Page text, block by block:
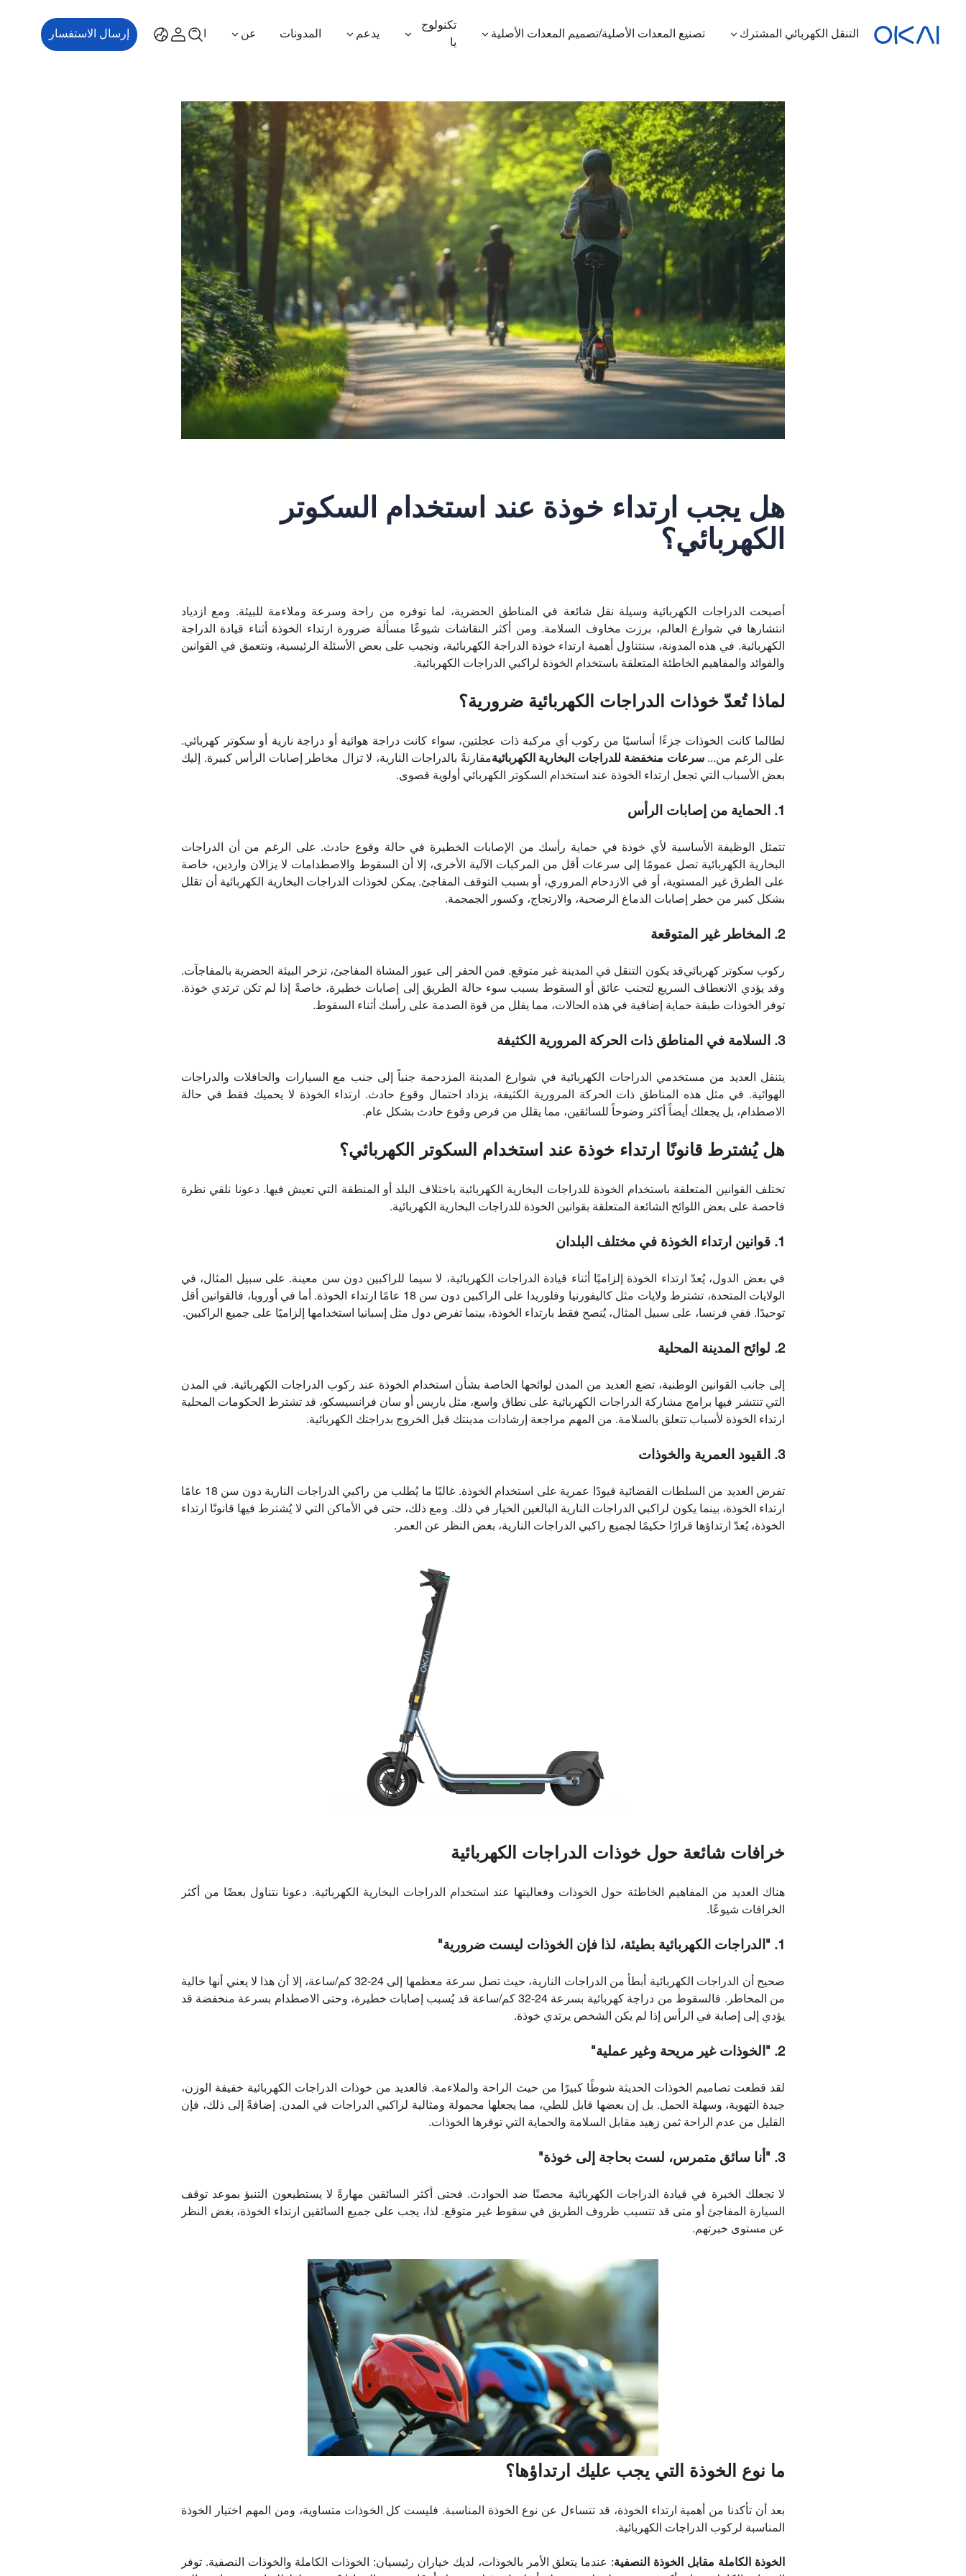
التنقل الكهربائي المشترك تصنيع المعدات الأصلية/تصميم المعدات الأصلية
تكنولوج
يا
يدعم المدونات عن اتصل بنا
ES400A
ES400AV2
ES410
ES600P
ES700
إرسال الاستفسار
هل يجب ارتداء خوذة عند استخدام السكوتر
الكهربائي؟
أصبحت الدراجات الكهربائية وسيلة نقل شائعة في المناطق الحضرية، لما توفره من راحة وسرعة وملاءمة للبيئة. ومع ازدياد
انتشارها في شوارع العالم، برزت مخاوف السلامة. ومن أكثر النقاشات شيوعًا مسألة ضرورة ارتداء الخوذة أثناء قيادة الدراجة
الكهربائية. في هذه المدونة، سنتناول أهمية ارتداء خوذة الدراجة الكهربائية، ونجيب على بعض الأسئلة الرئيسية، ونتعمق في القوانين
والفوائد والمفاهيم الخاطئة المتعلقة باستخدام الخوذة لراكبي الدراجات الكهربائية.
لماذا تُعدّ خوذات الدراجات الكهربائية ضرورية؟
لطالما كانت الخوذات جزءًا أساسيًا من ركوب أي مركبة ذات عجلتين، سواء كانت دراجة هوائية أو دراجة نارية أو سكوتر كهربائي.
على الرغم من... سرعات منخفضة للدراجات البخارية الكهربائيةمقارنةً بالدراجات النارية، لا تزال مخاطر إصابات الرأس كبيرة. إليك
بعض الأسباب التي تجعل ارتداء الخوذة عند استخدام السكوتر الكهربائي أولوية قصوى.
1. الحماية من إصابات الرأس
تتمثل الوظيفة الأساسية لأي خوذة في حماية رأسك من الإصابات الخطيرة في حالة وقوع حادث. على الرغم من أن الدراجات
البخارية الكهربائية تصل عمومًا إلى سرعات أقل من المركبات الآلية الأخرى، إلا أن السقوط والاصطدامات لا يزالان واردين، خاصة
على الطرق غير المستوية، أو في الازدحام المروري، أو بسبب التوقف المفاجئ. يمكن لخوذات الدراجات البخارية الكهربائية أن تقلل
بشكل كبير من خطر إصابات الدماغ الرضحية، والارتجاج، وكسور الجمجمة.
2. المخاطر غير المتوقعة
ركوب سكوتر كهربائيقد يكون التنقل في المدينة غير متوقع. فمن الحفر إلى عبور المشاة المفاجئ، تزخر البيئة الحضرية بالمفاجآت.
وقد يؤدي الانعطاف السريع لتجنب عائق أو السقوط بسبب سوء حالة الطريق إلى إصابات خطيرة، خاصةً إذا لم تكن ترتدي خوذة.
توفر الخوذات طبقة حماية إضافية في هذه الحالات، مما يقلل من قوة الصدمة على رأسك أثناء السقوط.
3. السلامة في المناطق ذات الحركة المرورية الكثيفة
يتنقل العديد من مستخدمي الدراجات الكهربائية في شوارع المدينة المزدحمة جنباً إلى جنب مع السيارات والحافلات والدراجات
الهوائية. في مثل هذه المناطق ذات الحركة المرورية الكثيفة، يزداد احتمال وقوع حادث. ارتداء الخوذة لا يحميك فقط في حالة
الاصطدام، بل يجعلك أيضاً أكثر وضوحاً للسائقين، مما يقلل من فرص وقوع حادث بشكل عام.
هل يُشترط قانونًا ارتداء خوذة عند استخدام السكوتر الكهربائي؟
تختلف القوانين المتعلقة باستخدام الخوذة للدراجات البخارية الكهربائية باختلاف البلد أو المنطقة التي تعيش فيها. دعونا نلقي نظرة
فاحصة على بعض اللوائح الشائعة المتعلقة بقوانين الخوذة للدراجات البخارية الكهربائية.
1. قوانين ارتداء الخوذة في مختلف البلدان
في بعض الدول، يُعدّ ارتداء الخوذة إلزاميًا أثناء قيادة الدراجات الكهربائية، لا سيما للراكبين دون سن معينة. على سبيل المثال، في
الولايات المتحدة، تشترط ولايات مثل كاليفورنيا وفلوريدا على الراكبين دون سن 18 عامًا ارتداء الخوذة. أما في أوروبا، فالقوانين أقل
توحيدًا. ففي فرنسا، على سبيل المثال، يُنصح فقط بارتداء الخوذة، بينما تفرض دول مثل إسبانيا استخدامها إلزاميًا على جميع الراكبين.
2. لوائح المدينة المحلية
إلى جانب القوانين الوطنية، تضع العديد من المدن لوائحها الخاصة بشأن استخدام الخوذة عند ركوب الدراجات الكهربائية. في المدن
التي تنتشر فيها برامج مشاركة الدراجات الكهربائية على نطاق واسع، مثل باريس أو سان فرانسيسكو، قد تشترط الحكومات المحلية
ارتداء الخوذة لأسباب تتعلق بالسلامة. من المهم مراجعة إرشادات مدينتك قبل الخروج بدراجتك الكهربائية.
3. القيود العمرية والخوذات
تفرض العديد من السلطات القضائية قيودًا عمرية على استخدام الخوذة. غالبًا ما يُطلب من راكبي الدراجات النارية دون سن 18 عامًا
ارتداء الخوذة، بينما يكون لراكبي الدراجات النارية البالغين الخيار في ذلك. ومع ذلك، حتى في الأماكن التي لا يُشترط فيها قانونًا ارتداء
الخوذة، يُعدّ ارتداؤها قرارًا حكيمًا لجميع راكبي الدراجات النارية، بغض النظر عن العمر.
خرافات شائعة حول خوذات الدراجات الكهربائية
هناك العديد من المفاهيم الخاطئة حول الخوذات وفعاليتها عند استخدام الدراجات البخارية الكهربائية. دعونا نتناول بعضًا من أكثر
الخرافات شيوعًا.
1. "الدراجات الكهربائية بطيئة، لذا فإن الخوذات ليست ضرورية"
صحيح أن الدراجات الكهربائية أبطأ من الدراجات النارية، حيث تصل سرعة معظمها إلى 24-32 كم/ساعة، إلا أن هذا لا يعني أنها خالية
من المخاطر. فالسقوط من دراجة كهربائية بسرعة 24-32 كم/ساعة قد يُسبب إصابات خطيرة، وحتى الاصطدام بسرعة منخفضة قد
يؤدي إلى إصابة في الرأس إذا لم يكن الشخص يرتدي خوذة.
2. "الخوذات غير مريحة وغير عملية"
لقد قطعت تصاميم الخوذات الحديثة شوطًا كبيرًا من حيث الراحة والملاءمة. فالعديد من خوذات الدراجات الكهربائية خفيفة الوزن،
جيدة التهوية، وسهلة الحمل. بل إن بعضها قابل للطي، مما يجعلها محمولة ومثالية لراكبي الدراجات في المدن. إضافةً إلى ذلك، فإن
القليل من عدم الراحة ثمن زهيد مقابل السلامة والحماية التي توفرها الخوذات.
3. "أنا سائق متمرس، لست بحاجة إلى خوذة"
لا تجعلك الخبرة في قيادة الدراجات الكهربائية محصنًا ضد الحوادث. فحتى أكثر السائقين مهارةً لا يستطيعون التنبؤ بموعد توقف
السيارة المفاجئ أو متى قد تتسبب ظروف الطريق في سقوط غير متوقع. لذا، يجب على جميع السائقين ارتداء الخوذة، بغض النظر
عن مستوى خبرتهم.
ما نوع الخوذة التي يجب عليك ارتداؤها؟
بعد أن تأكدنا من أهمية ارتداء الخوذة، قد تتساءل عن نوع الخوذة المناسبة. فليست كل الخوذات متساوية، ومن المهم اختيار الخوذة
المناسبة لركوب الدراجات الكهربائية.
الخوذة الكاملة مقابل الخوذة النصفية: عندما يتعلق الأمر بالخوذات، لديك خياران رئيسيان: الخوذات الكاملة والخوذات النصفية. توفر